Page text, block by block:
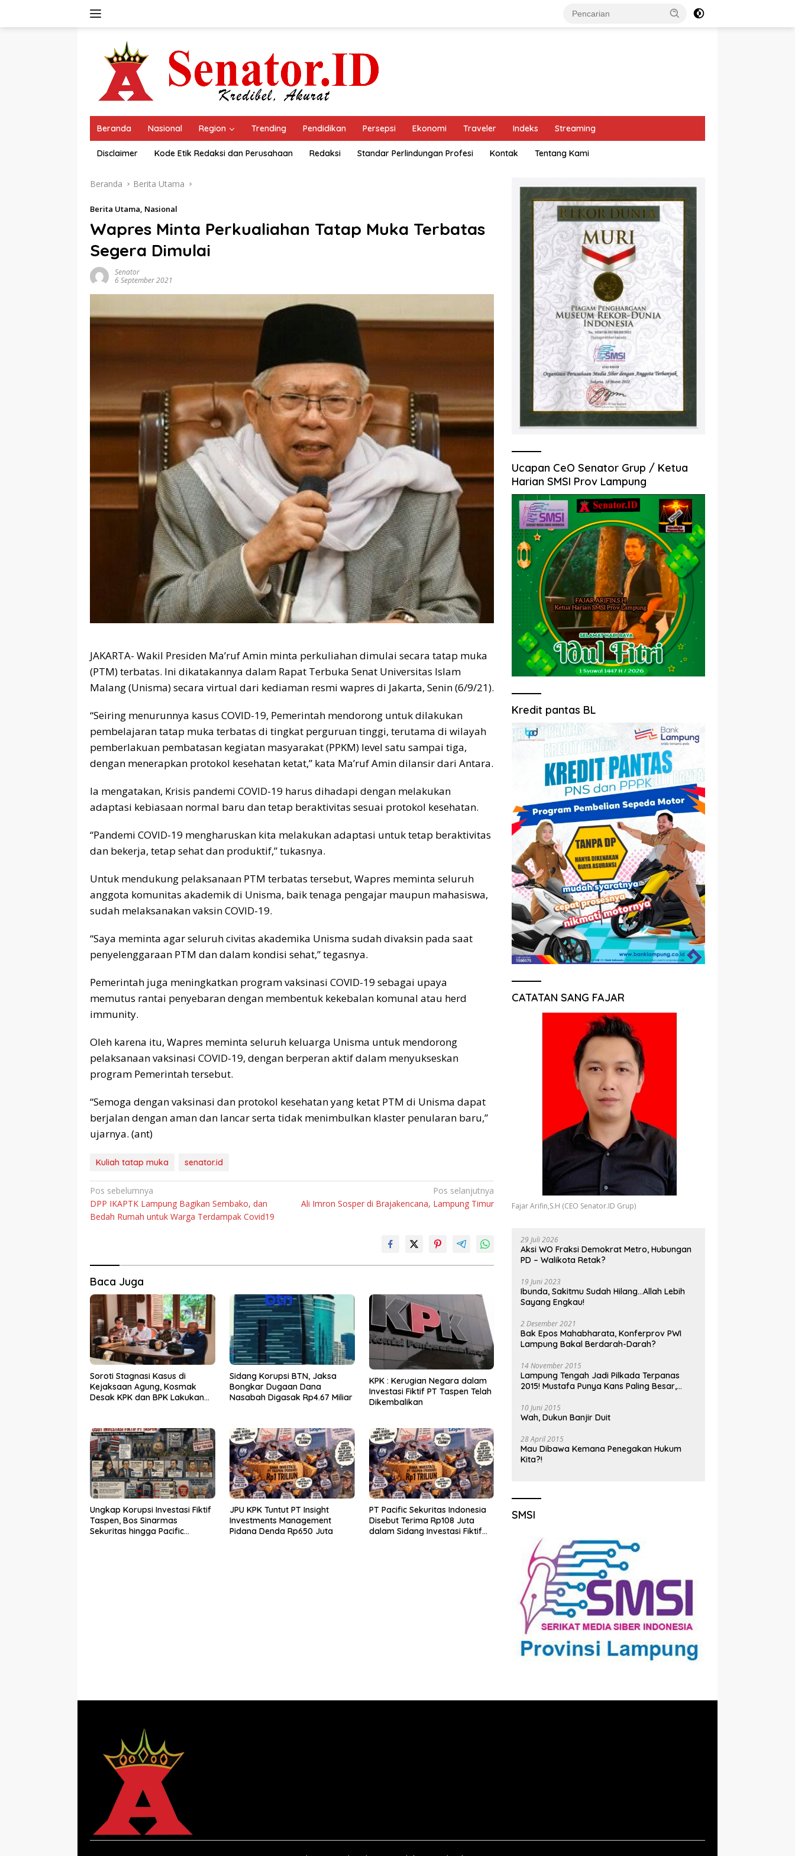
Beranda Nasional Region Trending Pendidikan Persepsi Ekonomi Traveler Indeks Streaming
Disclaimer Kode Etik Redaksi dan Perusahaan Redaksi Standar Perlindungan Profesi Kontak Tentang Kami
Beranda Berita Utama
Berita Utama, Nasional
Wapres Minta Perkualiahan Tatap Muka Terbatas
Segera Dimulai
Senator
6 September 2021
JAKARTA- Wakil Presiden Ma’ruf Amin minta perkuliahan dimulai secara tatap muka
(PTM) terbatas. Ini dikatakannya dalam Rapat Terbuka Senat Universitas Islam
Malang (Unisma) secara virtual dari kediaman resmi wapres di Jakarta, Senin (6/9/21).
“Seiring menurunnya kasus COVID-19, Pemerintah mendorong untuk dilakukan
pembelajaran tatap muka terbatas di tingkat perguruan tinggi, terutama di wilayah
pemberlakuan pembatasan kegiatan masyarakat (PPKM) level satu sampai tiga,
dengan menerapkan protokol kesehatan ketat,” kata Ma’ruf Amin dilansir dari Antara.
Ia mengatakan, Krisis pandemi COVID-19 harus dihadapi dengan melakukan
adaptasi kebiasaan normal baru dan tetap beraktivitas sesuai protokol kesehatan.
“Pandemi COVID-19 mengharuskan kita melakukan adaptasi untuk tetap beraktivitas
dan bekerja, tetap sehat dan produktif,” tukasnya.
Untuk mendukung pelaksanaan PTM terbatas tersebut, Wapres meminta seluruh
anggota komunitas akademik di Unisma, baik tenaga pengajar maupun mahasiswa,
sudah melaksanakan vaksin COVID-19.
“Saya meminta agar seluruh civitas akademika Unisma sudah divaksin pada saat
penyelenggaraan PTM dan dalam kondisi sehat,” tegasnya.
Pemerintah juga meningkatkan program vaksinasi COVID-19 sebagai upaya
memutus rantai penyebaran dengan membentuk kekebalan komunal atau herd
immunity.
Oleh karena itu, Wapres meminta seluruh keluarga Unisma untuk mendorong
pelaksanaan vaksinasi COVID-19, dengan berperan aktif dalam menyukseskan
program Pemerintah tersebut.
“Semoga dengan vaksinasi dan protokol kesehatan yang ketat PTM di Unisma dapat
berjalan dengan aman dan lancar serta tidak menimbulkan klaster penularan baru,”
ujarnya. (ant)
Kuliah tatap muka senator.id
Navigasi
pos
Pos sebelumnya
DPP IKAPTK Lampung Bagikan Sembako, dan
Bedah Rumah untuk Warga Terdampak Covid19
Pos selanjutnya
Ali Imron Sosper di Brajakencana, Lampung Timur
Baca Juga
Soroti Stagnasi Kasus di
Kejaksaan Agung, Kosmak
Desak KPK dan BPK Lakukan
Sidang Korupsi BTN, Jaksa
Bongkar Dugaan Dana
Nasabah Digasak Rp4.67 Miliar
KPK : Kerugian Negara dalam
Investasi Fiktif PT Taspen Telah
Dikembalikan
Ungkap Korupsi Investasi Fiktif
Taspen, Bos Sinarmas
Sekuritas hingga Pacific
JPU KPK Tuntut PT Insight
Investments Management
Pidana Denda Rp650 Juta
PT Pacific Sekuritas Indonesia
Disebut Terima Rp108 Juta
dalam Sidang Investasi Fiktif
Ucapan CeO Senator Grup / Ketua
Harian SMSI Prov Lampung
Kredit pantas BL
CATATAN SANG FAJAR
Fajar Arifin,S.H (CEO Senator.ID Grup)
29 Juli 2026
Aksi WO Fraksi Demokrat Metro, Hubungan
PD – Walikota Retak?
19 Juni 2023
Ibunda, Sakitmu Sudah Hilang…Allah Lebih
Sayang Engkau!
2 Desember 2021
Bak Epos Mahabharata, Konferprov PWI
Lampung Bakal Berdarah-Darah?
14 November 2015
Lampung Tengah Jadi Pilkada Terpanas
2015! Mustafa Punya Kans Paling Besar,
10 Juni 2015
Wah, Dukun Banjir Duit
28 April 2015
Mau Dibawa Kemana Penegakan Hukum
Kita?!
SMSI